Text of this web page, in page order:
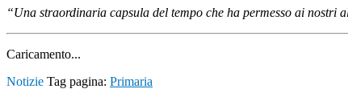
“Una straordinaria capsula del tempo che ha permesso ai nostri
Caricamento...
Notizie Tag pagina: Primaria